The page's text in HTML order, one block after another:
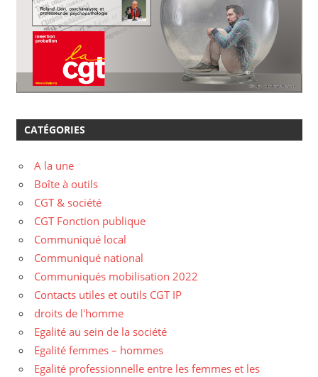
CATÉGORIES
A la une
Boîte à outils
CGT & société
CGT Fonction publique
Communiqué local
Communiqué national
Communiqués mobilisation 2022
Contacts utiles et outils CGT IP
droits de l'homme
Egalité au sein de la société
Egalité femmes – hommes
Egalité professionnelle entre les femmes et les